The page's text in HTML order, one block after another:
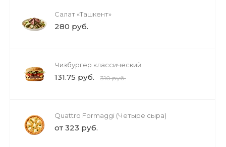
Салат «Ташкент»
280 руб.
Чизбургер классический
131.75 руб. 310 руб.
Quattro Formaggi (Четыре сыра)
от 323 руб.